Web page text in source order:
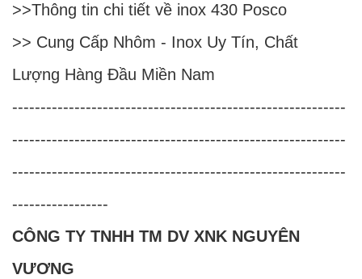
>>Thông tin chi tiết về inox 430 Posco
>> Cung Cấp Nhôm - Inox Uy Tín, Chất
Lượng Hàng Đầu Miền Nam
-----------------------------------------------------------
-----------------------------------------------------------
-----------------------------------------------------------
-----------------
CÔNG TY TNHH TM DV XNK NGUYÊN
VƯƠNG